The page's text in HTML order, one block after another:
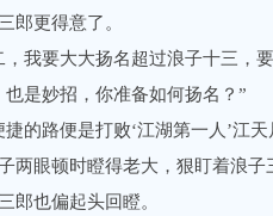
更得意了。
要大大扬名超过浪子十三，要
妙招，你准备如何扬名？”
路便是打败‘江湖第一人’江天
眼顿时瞪得老大，狠盯着浪子
也偏起头回瞪。